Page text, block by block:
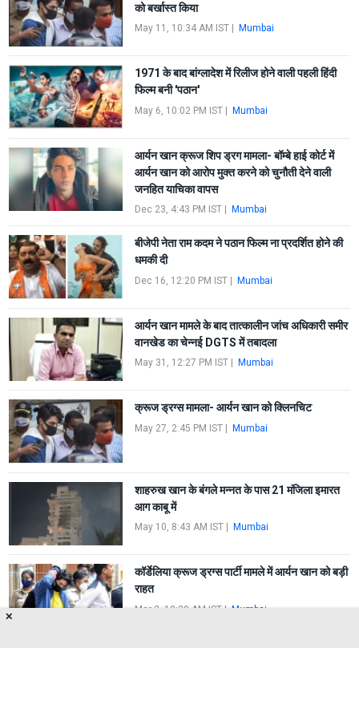
को बर्खास्त किया
May 11, 10:34 AM IST| Mumbai
1971 के बाद बांग्लादेश में रिलीज होने वाली पहली हिंदी
फिल्म बनी 'पठान'
May 6, 10:02 PM IST| Mumbai
आर्यन खान क्रूज शिप ड्रग मामला- बॉम्बे हाई कोर्ट में
आर्यन खान को आरोप मुक्त करने को चुनौती देने वाली
जनहित याचिका वापस
Dec 23, 4:43 PM IST| Mumbai
बीजेपी नेता राम कदम ने पठान फिल्म ना प्रदर्शित होने की
धमकी दी
Dec 16, 12:20 PM IST| Mumbai
आर्यन खान मामले के बाद तात्कालीन जांच अधिकारी समीर
वानखेड का चेन्नई DGTS में तबादला
May 31, 12:27 PM IST| Mumbai
क्रूज ड्रग्स मामला- आर्यन खान को क्लिनचिट
May 27, 2:45 PM IST| Mumbai
शाहरुख खान के बंगले मन्नत के पास 21 मंजिला इमारत
आग काबू में
May 10, 8:43 AM IST| Mumbai
कॉर्डेलिया क्रूज ड्रग्स पार्टी मामले में आर्यन खान को बड़ी
राहत
Mar 2, 10:29 AM IST| Mumbai
✕